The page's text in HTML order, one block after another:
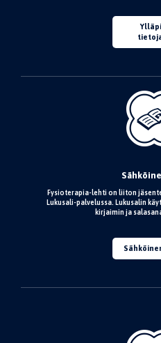
Fysioterapia-lehti on liiton
Lukusali-palvelussa. Lukusalin
kirjaimin ja